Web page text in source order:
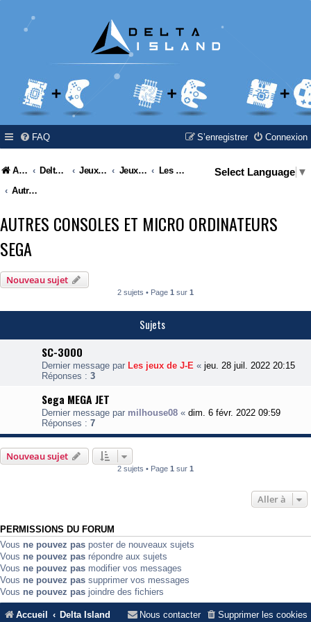
FAQ Connexion
S’enregistrer
Accueil Delta Island Jeux Video Jeux Vidéo & Retrogaming
Les consoles Sega
Autres consoles et micro ordinateurs Sega
Select Language ▼
AUTRES CONSOLES ET MICRO ORDINATEURS
SEGA
Nouveau sujet
2 sujets • Page 1 sur 1
Sujets
SC-3000
Dernier message par Les jeux de J-E « jeu. 28 juil. 2022 20:15
Réponses : 3
Sega MEGA JET
Dernier message par milhouse08 « dim. 6 févr. 2022 09:59
Réponses : 7
Nouveau sujet
2 sujets • Page 1 sur 1
Aller à
PERMISSIONS DU FORUM
Vous ne pouvez pas poster de nouveaux sujets
Vous ne pouvez pas répondre aux sujets
Vous ne pouvez pas modifier vos messages
Vous ne pouvez pas supprimer vos messages
Vous ne pouvez pas joindre des fichiers
Accueil Delta Island Supprimer les cookies
Nous contacter